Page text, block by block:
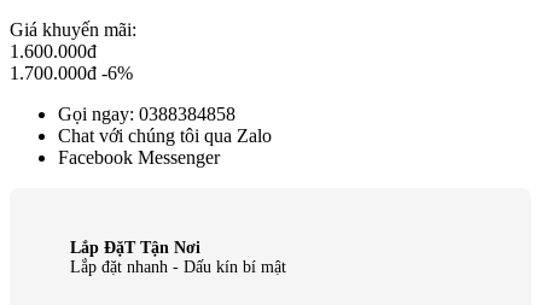
Giá khuyến mãi:
1.600.000đ
1.700.000đ -6%
Gọi ngay: 0388384858
Chat với chúng tôi qua Zalo
Facebook Messenger
Lắp ĐặT Tận Nơi
Lắp đặt nhanh - Dấu kín bí mật